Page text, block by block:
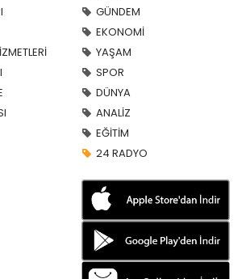
GÜNDEM
EKONOMİ
YAŞAM
SPOR
DÜNYA
ANALİZ
EĞİTİM
24 RADYO